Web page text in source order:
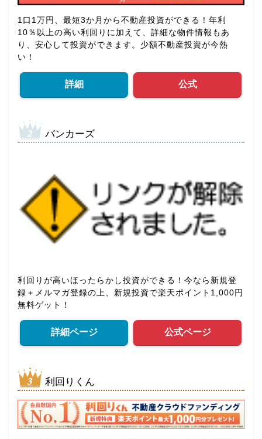
1口1万円、最短3か月から不動産投資ができる！年利
10％以上の高い利回りに加えて、詳細な物件情報もあ
り、安心して投資ができます。少額不動産投資が今熱
い！
詳細 公式
バンカーズ
利回りが高いほったらかし投資ができる！今なら新規登
録＋メルマガ登録の上、新規投資で楽天ポイント1,000円
無料ゲット！
詳細ページ 公式ページ
利回りくん